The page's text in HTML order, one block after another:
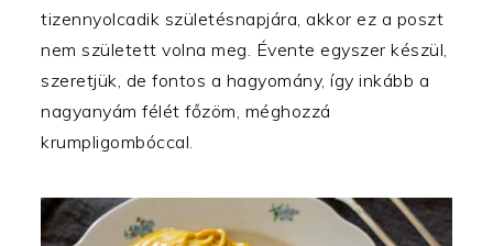
tizennyolcadik születésnapjára, akkor ez a poszt
nem született volna meg. Évente egyszer készül,
szeretjük, de fontos a hagyomány, így inkább a
nagyanyám félét főzöm, méghozzá
krumpligombóccal.